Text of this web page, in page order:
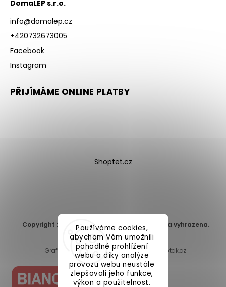
Používáme cookies,
abychom Vám umožnili
pohodlné prohlížení
webu a díky analýze
provozu webu neustále
zlepšovali jeho funkce,
výkon a použitelnost.
DomaLEP s.r.o.
info@domalep.cz
+420732673005
Facebook
Instagram
PŘIJÍMÁME ONLINE PLATBY
Shoptet.cz
Copyright 2026 DomaLEP s.r.o. . Všechna práva vyhrazena.
Upravit nastavení cookies
Grafický návrh vytvořil a nakódoval
Shoptak.cz